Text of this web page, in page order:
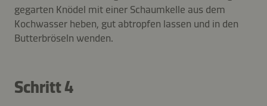
gegarten Knödel mit einer Schaumkelle aus dem
Kochwasser heben, gut abtropfen lassen und in den
Butterbröseln wenden.
Schritt 4